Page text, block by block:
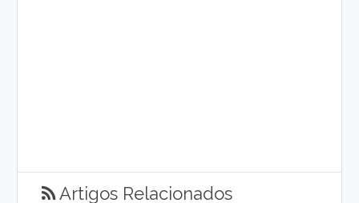
Artigos Relacionados